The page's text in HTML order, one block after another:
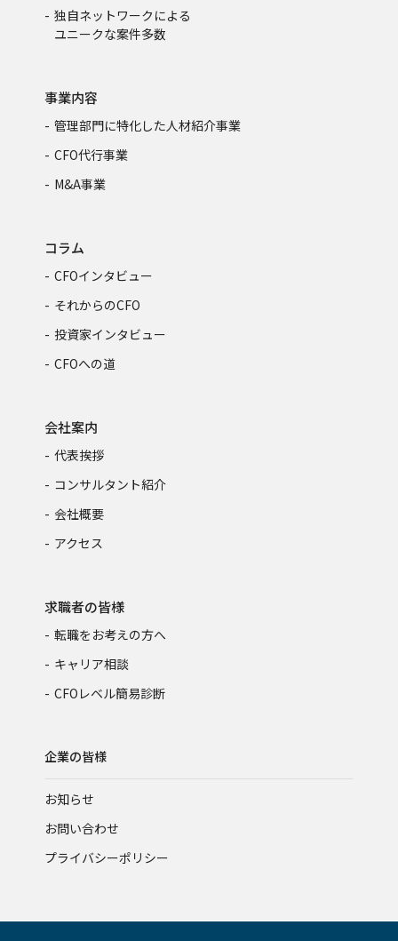
独自ネットワークによる
ユニークな案件多数
事業内容
管理部門に特化した人材紹介事業
CFO代行事業
M&A事業
コラム
CFOインタビュー
それからのCFO
投資家インタビュー
CFOへの道
会社案内
代表挨拶
コンサルタント紹介
会社概要
アクセス
求職者の皆様
転職をお考えの方へ
キャリア相談
CFOレベル簡易診断
企業の皆様
お知らせ
お問い合わせ
プライバシーポリシー